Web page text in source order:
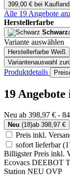
399,00 € bei
Alle 19 Angebote
Herstellerfarbe
Schwarz
Variante auswählen
Herstellerfarbe Weiß
Variantenauswahl
Produktdetails
19
Neu ab 398,97 € -
Neu (18)ab 398,97 €
Preis inkl.
sofort lieferbar
Billigster Preis inkl.
Ecovacs DEEBOT
Station NEU OVP